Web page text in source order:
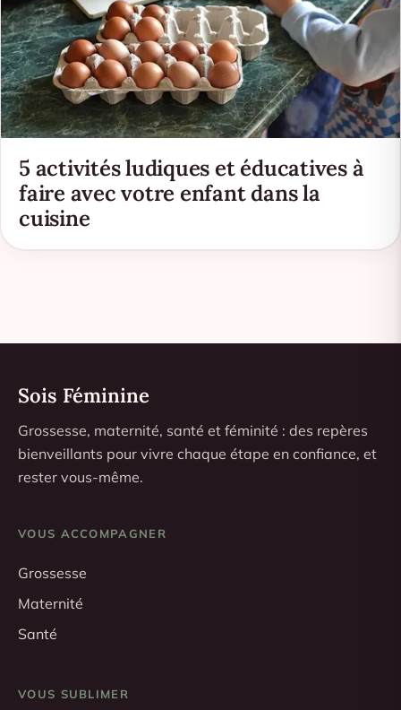
5 activités ludiques et éducatives à
faire avec votre enfant dans la
cuisine
Sois Féminine
Grossesse, maternité, santé et féminité : des repères
bienveillants pour vivre chaque étape en confiance, et
rester vous-même.
VOUS ACCOMPAGNER
Grossesse
Maternité
Santé
VOUS SUBLIMER